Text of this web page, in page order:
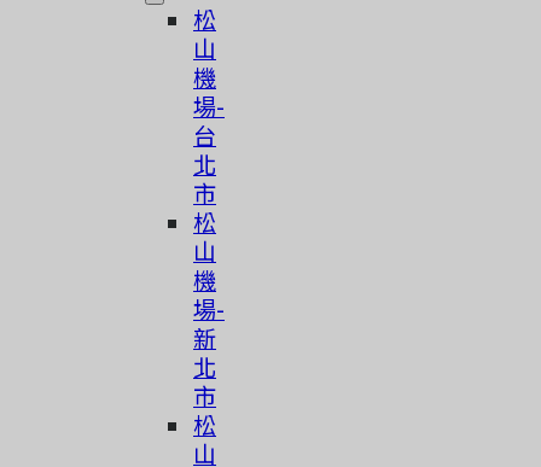
松
山
機
場-
台
北
市
松
山
機
場-
新
北
市
松
山